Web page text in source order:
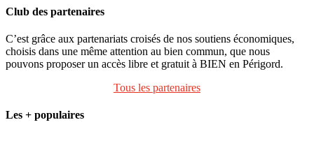
Club des partenaires
C’est grâce aux partenariats croisés de nos soutiens économiques,
choisis dans une même attention au bien commun, que nous
pouvons proposer un accès libre et gratuit à BIEN en Périgord.
Tous les partenaires
Les + populaires